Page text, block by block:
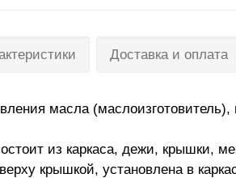
Доставка и оплата
масла
из карка­са, дежи, крышки,
крышкой, установлена в